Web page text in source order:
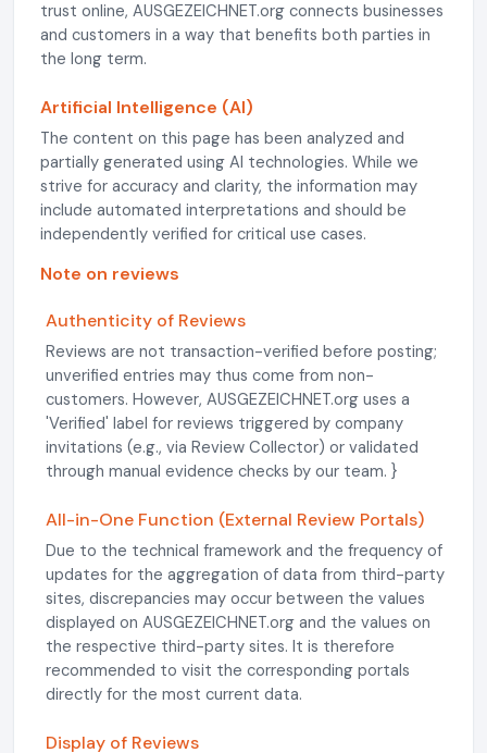
trust online, AUSGEZEICHNET.org connects businesses
and customers in a way that benefits both parties in
the long term.
Artificial Intelligence (AI)
The content on this page has been analyzed and
partially generated using AI technologies. While we
strive for accuracy and clarity, the information may
include automated interpretations and should be
independently verified for critical use cases.
Note on reviews
Authenticity of Reviews
Reviews are not transaction-verified before posting;
unverified entries may thus come from non-
customers. However, AUSGEZEICHNET.org uses a
'Verified' label for reviews triggered by company
invitations (e.g., via Review Collector) or validated
through manual evidence checks by our team. }
All-in-One Function (External Review Portals)
Due to the technical framework and the frequency of
updates for the aggregation of data from third-party
sites, discrepancies may occur between the values
displayed on AUSGEZEICHNET.org and the values on
the respective third-party sites. It is therefore
recommended to visit the corresponding portals
directly for the most current data.
Display of Reviews